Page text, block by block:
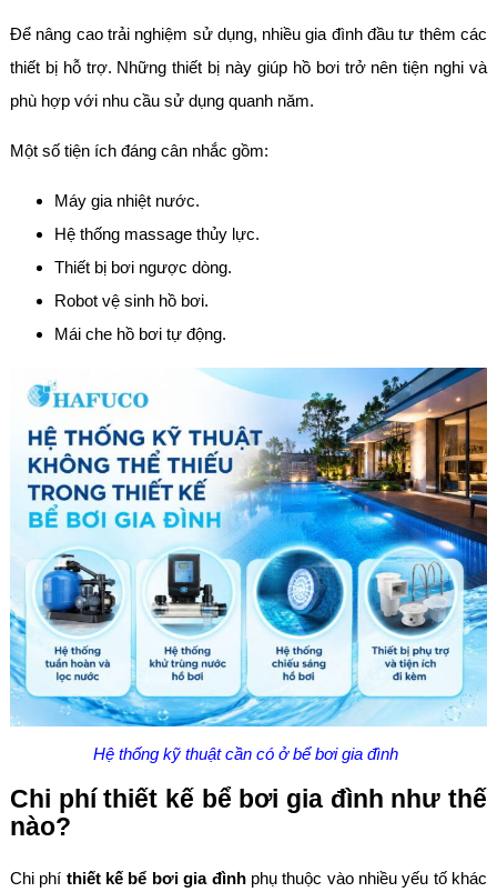
Để nâng cao trải nghiệm sử dụng, nhiều gia đình đầu tư thêm các
thiết bị hỗ trợ. Những thiết bị này giúp hồ bơi trở nên tiện nghi và
phù hợp với nhu cầu sử dụng quanh năm.
Một số tiện ích đáng cân nhắc gồm:
Máy gia nhiệt nước.
Hệ thống massage thủy lực.
Thiết bị bơi ngược dòng.
Robot vệ sinh hồ bơi.
Mái che hồ bơi tự động.
Hệ thống kỹ thuật cần có ở bể bơi gia đình
Chi phí thiết kế bể bơi gia đình như thế
nào?
Chi phí thiết kế bể bơi gia đìnhphụ thuộc vào nhiều yếu tố khác